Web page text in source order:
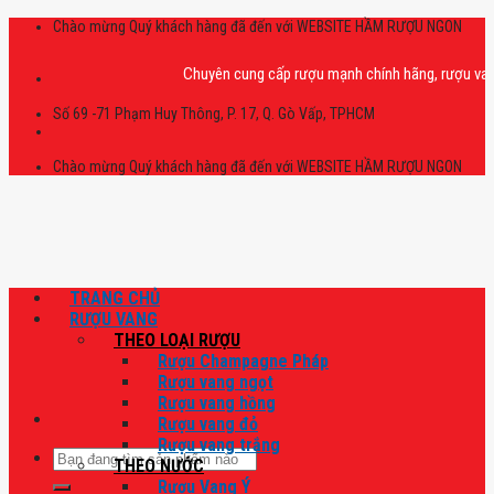
Skip
Chào mừng Quý khách hàng đã đến với WEBSITE HẦM RƯỢU NGON
Chuyên cung cấp rượu mạnh chính hãng, rượu vang
Số 69 -71 Phạm Huy Thông, P. 17, Q. Gò Vấp, TPHCM
Chào mừng Quý khách hàng đã đến với WEBSITE HẦM RƯỢU NGON
Tìm
kiếm:
TRANG CHỦ
RƯỢU VANG
THEO LOẠI RƯỢU
Rượu Champagne Pháp
Rượu vang ngọt
Rượu vang hồng
Rượu vang đỏ
Rượu vang trắng
THEO NƯỚC
Rượu Vang Ý